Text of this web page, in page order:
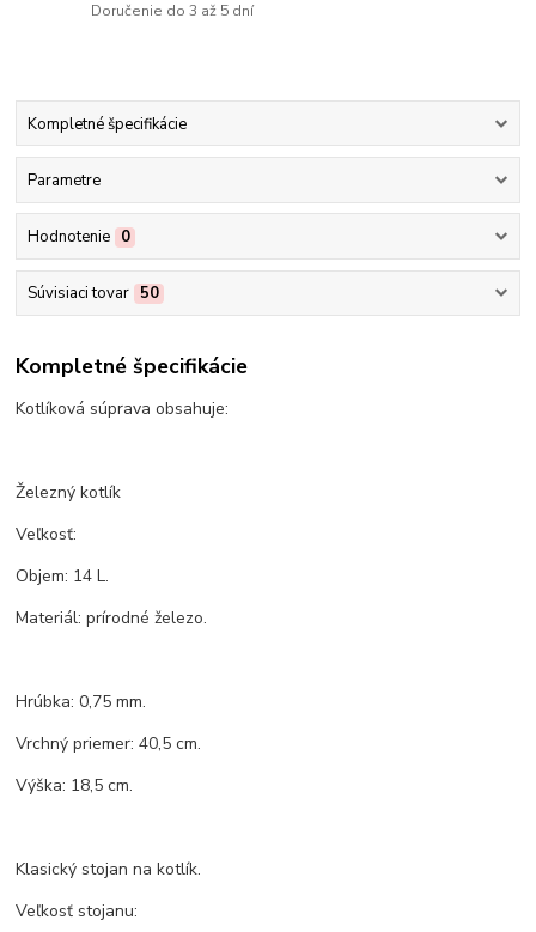
Doručenie do 3 až 5 dní
Kompletné špecifikácie
Parametre
Hodnotenie 0
Súvisiaci tovar 50
Kompletné špecifikácie
Kotlíková súprava obsahuje:
Železný kotlík
Veľkosť:
Objem: 14 L.
Materiál: prírodné železo.
Hrúbka: 0,75 mm.
Vrchný priemer: 40,5 cm.
Výška: 18,5 cm.
Klasický stojan na kotlík.
Veľkosť stojanu: